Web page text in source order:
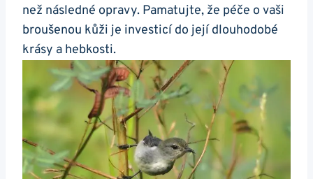
než následné opravy. Pamatujte, ‍že péče o‌ vaši
broušenou kůži ⁢je investicí do⁢ její dlouhodobé
krásy a​ hebkosti.